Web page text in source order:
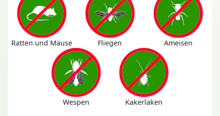
Ratten und Mäuse Fliegen Ameisen
Wespen Kakerlaken